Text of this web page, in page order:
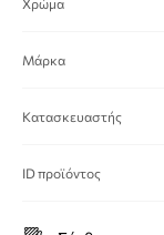
Χρώμα
Μάρκα
Κατασκευαστής
ID προϊόντος